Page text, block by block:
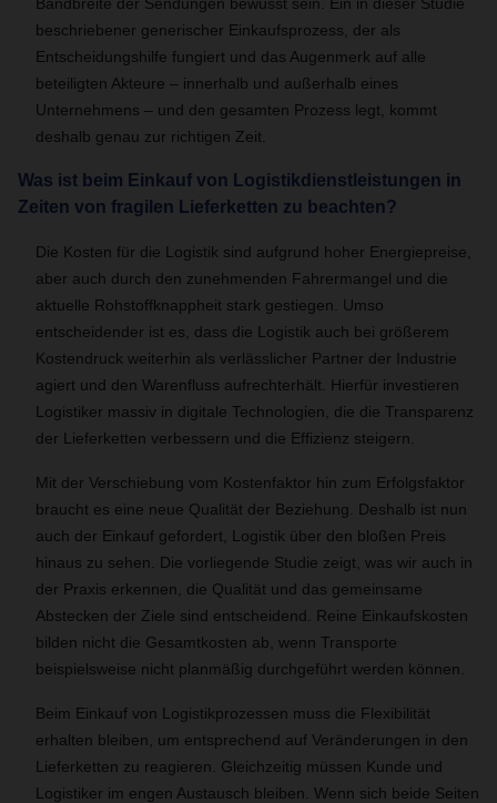
beschriebener generischer Einkaufsprozess, der als
Entscheidungshilfe fungiert und das Augenmerk auf alle
beteiligten Akteure – innerhalb und außerhalb eines
Unternehmens – und den gesamten Prozess legt, kommt
deshalb genau zur richtigen Zeit.
Was ist beim Einkauf von Logistikdienstleistungen in
Zeiten von fragilen Lieferketten zu beachten?
Die Kosten für die Logistik sind aufgrund hoher Energiepreise,
aber auch durch den zunehmenden Fahrermangel und die
aktuelle Rohstoffknappheit stark gestiegen. Umso
entscheidender ist es, dass die Logistik auch bei größerem
Kostendruck weiterhin als verlässlicher Partner der Industrie
agiert und den Warenfluss aufrechterhält. Hierfür investieren
Logistiker massiv in digitale Technologien, die die Transparenz
der Lieferketten verbessern und die Effizienz steigern.
Mit der Verschiebung vom Kostenfaktor hin zum Erfolgsfaktor
braucht es eine neue Qualität der Beziehung. Deshalb ist nun
auch der Einkauf gefordert, Logistik über den bloßen Preis
hinaus zu sehen. Die vorliegende Studie zeigt, was wir auch in
der Praxis erkennen, die Qualität und das gemeinsame
Abstecken der Ziele sind entscheidend. Reine Einkaufskosten
bilden nicht die Gesamtkosten ab, wenn Transporte
beispielsweise nicht planmäßig durchgeführt werden können.
Beim Einkauf von Logistikprozessen muss die Flexibilität
erhalten bleiben, um entsprechend auf Veränderungen in den
Lieferketten zu reagieren. Gleichzeitig müssen Kunde und
Logistiker im engen Austausch bleiben. Wenn sich beide Seiten